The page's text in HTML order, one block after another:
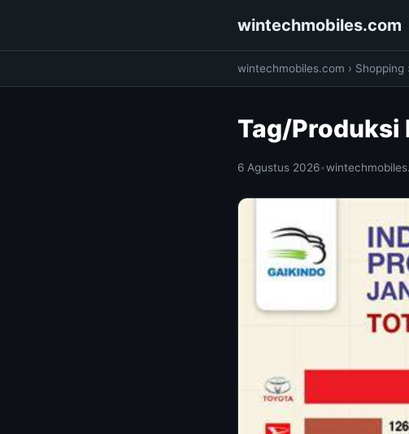
wintechmobiles.com
wintechmobiles.com › Shopping
Tag/
6 Agustus 2026•